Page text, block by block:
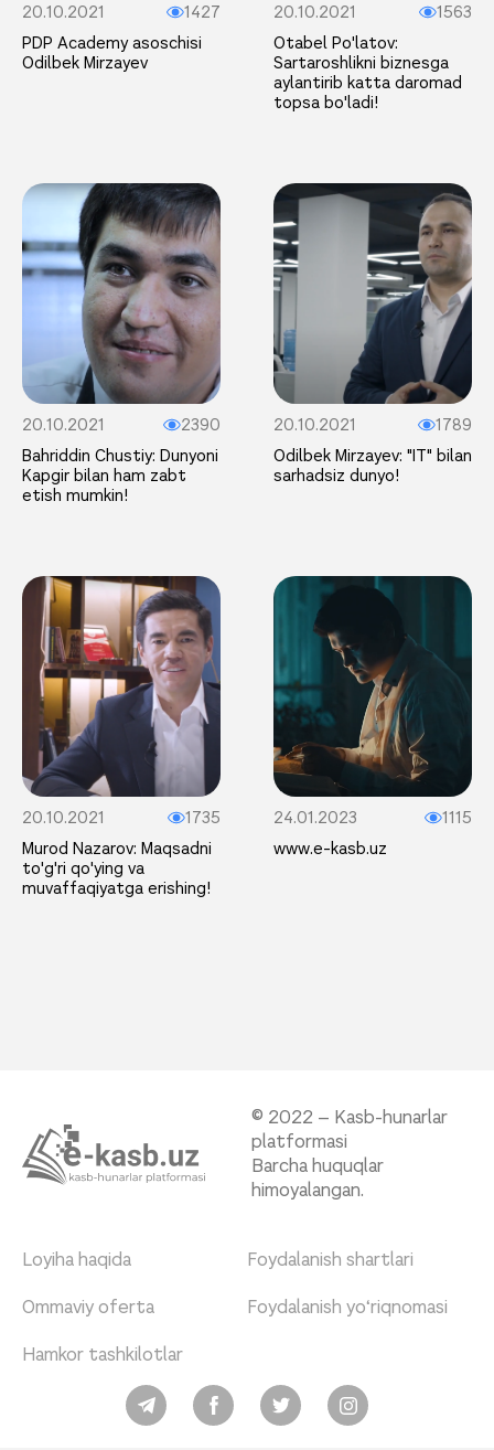
20.10.2021
1427
PDP Academy asoschisi
Odilbek Mirzayev
20.10.2021
1563
Otabel Po'latov:
Sartaroshlikni biznesga
aylantirib katta daromad
topsa bo'ladi!
20.10.2021
2390
Bahriddin Chustiy: Dunyoni
Kapgir bilan ham zabt
etish mumkin!
20.10.2021
1789
Odilbek Mirzayev: "IT" bilan
sarhadsiz dunyo!
20.10.2021
1735
Murod Nazarov: Maqsadni
to'g'ri qo'ying va
muvaffaqiyatga erishing!
24.01.2023
1115
www.e-kasb.uz
© 2022 – Kasb-hunarlar
platformasi
Barcha huquqlar
himoyalangan.
Loyiha haqida Foydalanish shartlari
Ommaviy oferta Foydalanish yo‘riqnomasi
Hamkor tashkilotlar